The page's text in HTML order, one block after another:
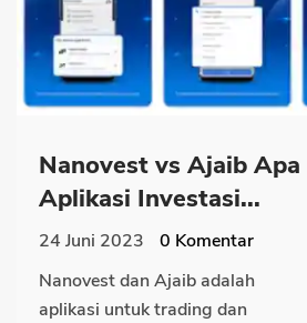
Nanovest vs Ajaib Apa
Aplikasi Investasi...
24 Juni 2023 0 Komentar
Nanovest dan Ajaib adalah
aplikasi untuk trading dan